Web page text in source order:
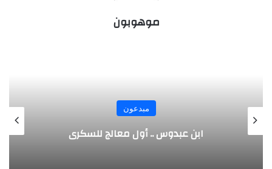
موهوبون
مبدعون
الألماني بنز مخترع السيارة الحديثة